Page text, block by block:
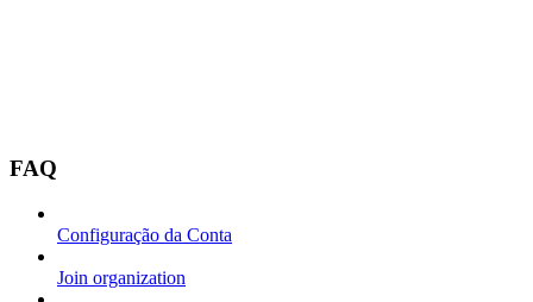
FAQ
Configuração da Conta
Join organization